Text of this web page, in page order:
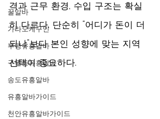
꿀알바
가라오케구인
부평유흥알바
구월동유흥알바
송도유흥알바
유흥알바가이드
천안유흥알바가이드
격과 근무 환경, 수입 구조는 확실
히 다르다. 단순히 “어디가 돈이 더
되냐”보다 본인 성향에 맞는 지역
선택이 중요하다.